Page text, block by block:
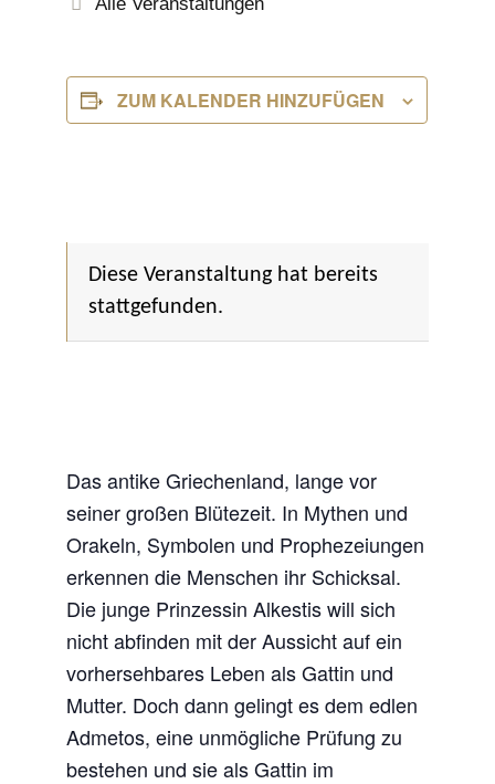
ZUM KALENDER HINZUFÜGEN
Diese Veranstaltung hat bereits
stattgefunden.
Das antike Griechenland, lange vor
seiner großen Blütezeit. In Mythen und
Orakeln, Symbolen und Prophezeiungen
erkennen die Menschen ihr Schicksal.
Die junge Prinzessin Alkestis will sich
nicht abfinden mit der Aussicht auf ein
vorhersehbares Leben als Gattin und
Mutter. Doch dann gelingt es dem edlen
Admetos, eine unmögliche Prüfung zu
bestehen und sie als Gattin im